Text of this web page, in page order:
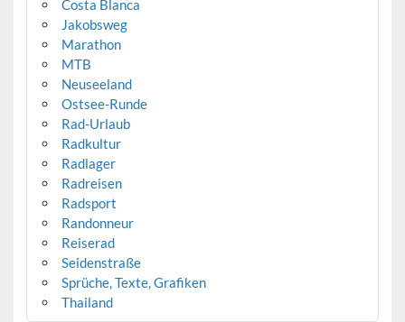
Costa Blanca
Jakobsweg
Marathon
MTB
Neuseeland
Ostsee-Runde
Rad-Urlaub
Radkultur
Radlager
Radreisen
Radsport
Randonneur
Reiserad
Seidenstraße
Sprüche, Texte, Grafiken
Thailand